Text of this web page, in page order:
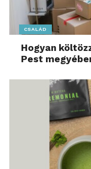
CSALÁD
Hogyan
Pest